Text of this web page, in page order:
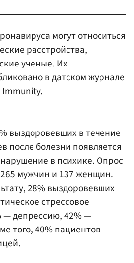
могут относиться
расстройства,
ученые. Их
в датском журнале
Immunity.
выздоровевших в течение
после болезни появляется
в психике. Опрос
мужчин и 137 женщин.
28% выздоровевших
стрессовое
— депрессию, 42% —
того, 40% пациентов